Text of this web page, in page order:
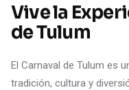
Vive la
de Tulum
El Carnaval de Tulum es
tradición, cultura y